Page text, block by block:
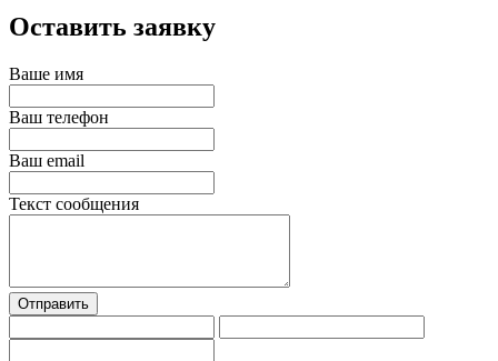
Оставить заявку
Ваше имя
Ваш телефон
Ваш email
Текст сообщения
Отправить